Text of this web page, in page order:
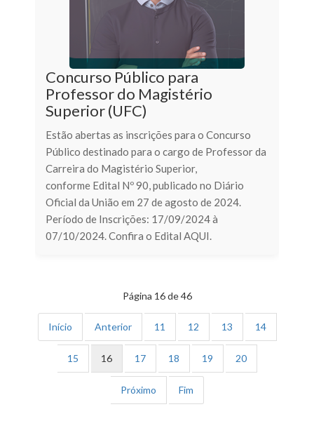
Concurso Público para
Professor do Magistério
Superior (UFC)
Estão abertas as inscrições para o Concurso
Público destinado para o cargo de Professor da
Carreira do Magistério Superior,
conforme Edital Nº 90, publicado no Diário
Oficial da União em 27 de agosto de 2024.
Período de Inscrições: 17/09/2024 à
07/10/2024. Confira o Edital AQUI.
Página 16 de 46
Início Anterior 11 12 13 14
15 16 17 18 19 20
Próximo Fim